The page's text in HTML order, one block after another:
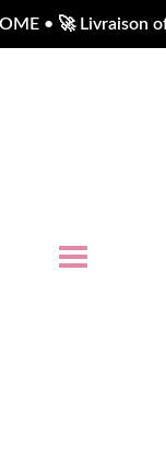
• 🚀 Livraison